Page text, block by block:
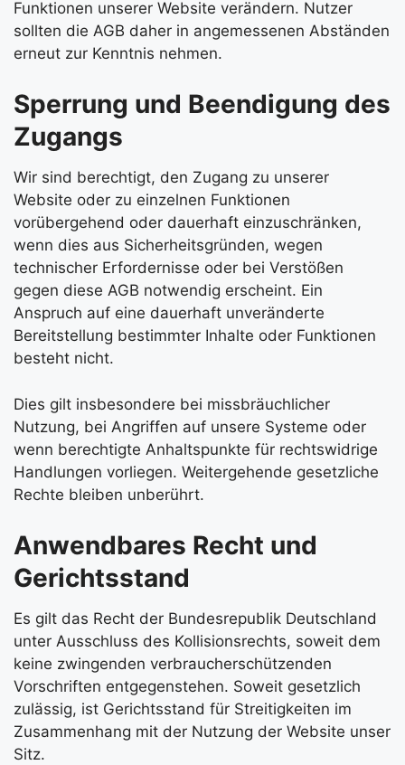
Funktionen unserer Website verändern. Nutzer
sollten die AGB daher in angemessenen Abständen
erneut zur Kenntnis nehmen.
Sperrung und Beendigung des
Zugangs
Wir sind berechtigt, den Zugang zu unserer
Website oder zu einzelnen Funktionen
vorübergehend oder dauerhaft einzuschränken,
wenn dies aus Sicherheitsgründen, wegen
technischer Erfordernisse oder bei Verstößen
gegen diese AGB notwendig erscheint. Ein
Anspruch auf eine dauerhaft unveränderte
Bereitstellung bestimmter Inhalte oder Funktionen
besteht nicht.
Dies gilt insbesondere bei missbräuchlicher
Nutzung, bei Angriffen auf unsere Systeme oder
wenn berechtigte Anhaltspunkte für rechtswidrige
Handlungen vorliegen. Weitergehende gesetzliche
Rechte bleiben unberührt.
Anwendbares Recht und
Gerichtsstand
Es gilt das Recht der Bundesrepublik Deutschland
unter Ausschluss des Kollisionsrechts, soweit dem
keine zwingenden verbraucherschützenden
Vorschriften entgegenstehen. Soweit gesetzlich
zulässig, ist Gerichtsstand für Streitigkeiten im
Zusammenhang mit der Nutzung der Website unser
Sitz.